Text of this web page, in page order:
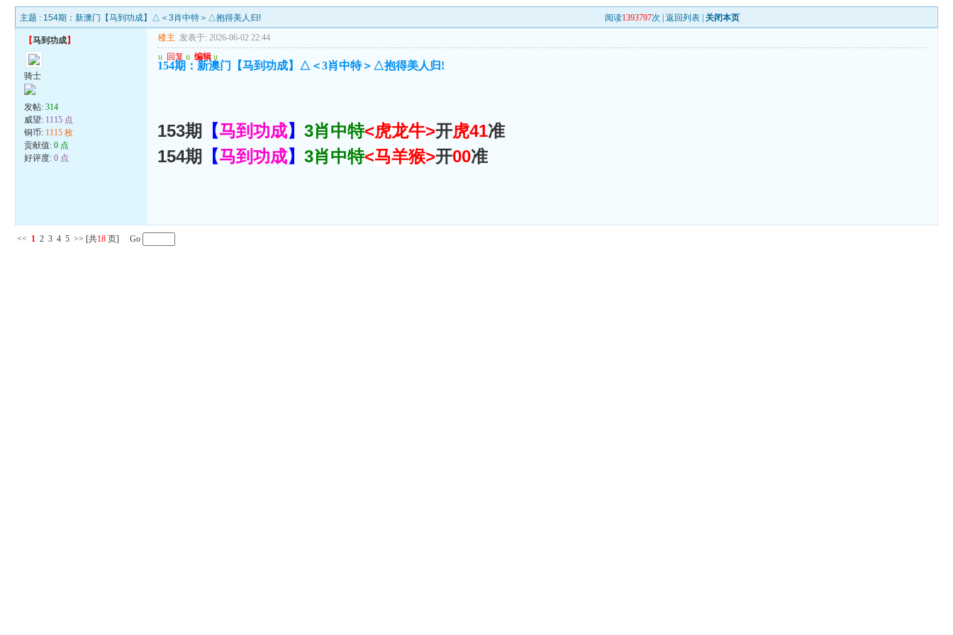
主题 : 154期：新澳门【马到功成】△＜3肖中特＞△抱得美人归! 阅读1393797次 |返回列表 关闭本页
【马到功成】
骑士
发帖:314
威望: 1115 点
铜币: 1115 枚
贡献值:0 点
好评度:0 点
楼主 发表于: 2026-06-02 22:44
u 回复 u 编辑 u
154期：新澳门【马到功成】△＜3肖中特＞△抱得美人归!
153期 【马到功成】3肖中特<虎龙牛>开虎41准
154期
【马到功成】3肖中特<马羊猴>开00准
<< 1 2 3 4 5 >> [共18 页] Go